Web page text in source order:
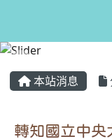
本站消息
轉知國立中